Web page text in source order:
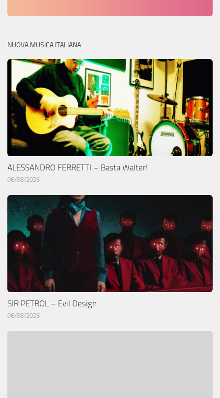
NUOVA MUSICA ITALIANA
ALESSANDRO FERRETTI – Basta Walter!
06/08/2026
SIR PETROL – Evil Design
06/08/2026